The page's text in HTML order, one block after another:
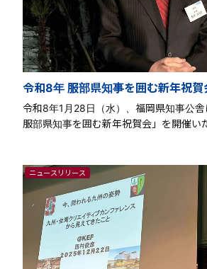
令和8年 服部県知事を囲む新年祝賀
令和8年1月28日（水）、福岡県知事公
服部県知事を囲む新年祝賀会」を開催い
ニュースリリース